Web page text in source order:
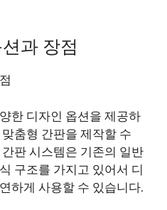
과 장점
한 디자인 옵션을 제공하
춤형 간판을 제작할 수
판 시스템은 기존의 일반
구조를 가지고 있어서 디
하게 사용할 수 있습니다.